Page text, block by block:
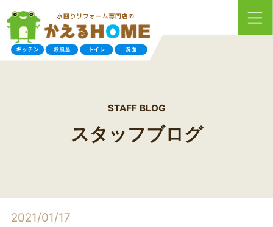
STAFF BLOG
スタッフブログ
2021/01/17